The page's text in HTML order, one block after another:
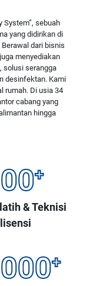
System”, sebuah
yang didirikan di
dari bisnis
menyediakan
solusi serangga
desinfektan. Kami
rumah. Di usia 34
cabang yang
hingga
+
& Teknisi
+